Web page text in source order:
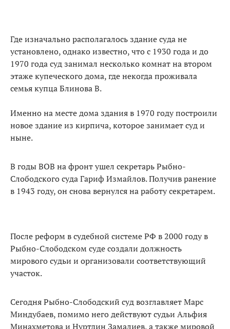
Где изначально располагалось здание суда не
установлено, однако известно, что с 1930 года и до
1970 года суд занимал несколько комнат на втором
этаже купеческого дома, где некогда проживала
семья купца Блинова В.
Именно на месте дома здания в 1970 году построили
новое здание из кирпича, которое занимает суд и
ныне.
В годы ВОВ на фронт ушел секретарь Рыбно-
Слободского суда Гариф Измайлов. Получив ранение
в 1943 году, он снова вернулся на работу секретарем.
После реформ в судебной системе РФ в 2000 году в
Рыбно-Слободском суде создали должность
мирового судьи и организовали соответствующий
участок.
Сегодня Рыбно-Слободский суд возглавляет Марс
Миндубаев, помимо него действуют судьи Альфия
Минахметова и Нуртдин Замалиев, а также мировой